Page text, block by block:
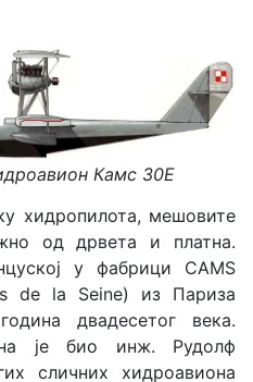
Камс 30Е
хидропилота, мешовите
од дрвета и платна.
у фабрици CAMS
de la Seine) из Париза
двадесетог века.
је био инж. Рудолф
сличних хидроавиона